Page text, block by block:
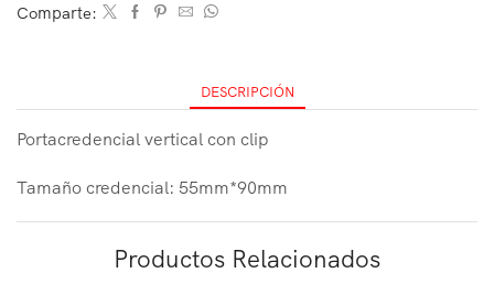
Comparte:
DESCRIPCIÓN
Portacredencial vertical con clip
Tamaño credencial: 55mm*90mm
Productos Relacionados